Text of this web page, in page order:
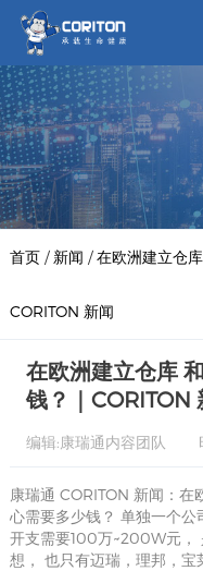
首页/ 新闻 /在欧洲建立仓
CORITON 新闻
在欧洲建立仓库
钱？｜CORITON
编辑:康瑞通内容团队
康瑞通 CORITON 新闻：在
心需要多少钱？ 单独一个
开支需要100万~200W元，
想， 也只有迈瑞，理邦，